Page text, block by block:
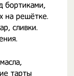
бортиками,
на решётке.
сливки.
тарты